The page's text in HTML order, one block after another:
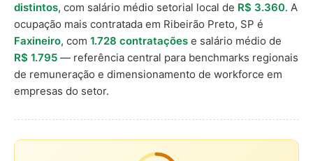
distintos, com salário médio setorial local de R$ 3.360. A
ocupação mais contratada em Ribeirão Preto, SP é
Faxineiro, com 1.728 contratações e salário médio de
R$ 1.795 — referência central para benchmarks regionais
de remuneração e dimensionamento de workforce em
empresas do setor.